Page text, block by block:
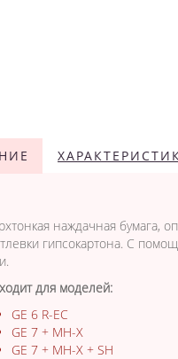
наждачная бумага,
гипсокартона. С
для моделей:
GE 6 R-EC
GE 7 + MH-X
GE 7 + MH-X + SH